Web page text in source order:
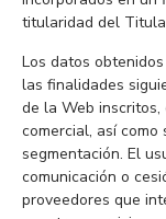
titularidad del
Los datos
las finalidades
de la Web
comercial, así
segmentación. El
comunicación o
proveedores que